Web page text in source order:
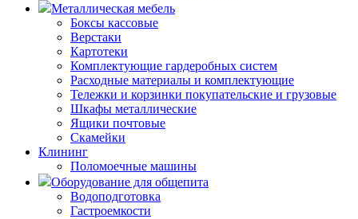
Металлическая мебель
Боксы кассовые
Верстаки
Картотеки
Комплектующие гардеробных систем
Расходные материалы и комплектующие
Тележки и корзинки покупательские и грузовые
Шкафы металлические
Ящики почтовые
Скамейки
Клининг
Поломоечные машины
Оборудование для общепита
Водоподготовка
Гастроемкости